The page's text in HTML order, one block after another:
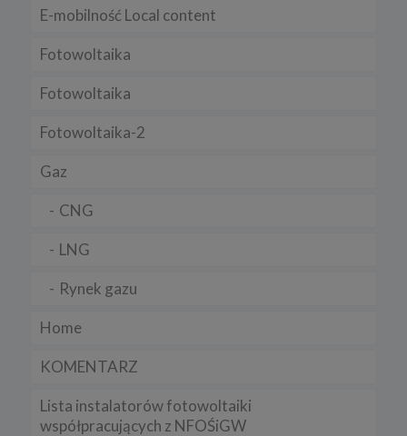
E-mobilność Local content
Fotowoltaika
Fotowoltaika
Fotowoltaika-2
Gaz
CNG
LNG
Rynek gazu
Home
KOMENTARZ
Lista instalatorów fotowoltaiki
współpracujących z NFOŚiGW